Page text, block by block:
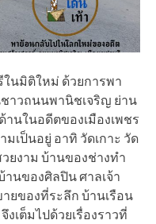
ในมิติใหม่ ด้วยการพา
าวถนนพานิชเจริญ ย่าน
านในอดีตของเมืองเพชร
เป็นอยู่ อาทิ วัดเกาะ วัด
ยงาม บ้านของช่างทำ
นของศิลปิน ศาลเจ้า
ยของที่ระลึก บ้านเรือน
งเต็มไปด้วยเรื่องราวที่